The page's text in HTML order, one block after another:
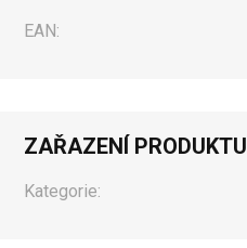
EAN:
ZAŘAZENÍ PRODUKTU
Kategorie: